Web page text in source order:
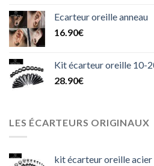
Ecarteur oreille anneau
16.90€
Kit écarteur oreille 10-
28.90€
LES ÉCARTEURS ORIGINAUX
kit écarteur oreille